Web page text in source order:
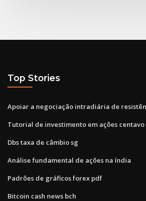
Top Stories
Apoiar a negociação intradiária de
Tutorial de investimento em ações centavo
Dbs taxa de câmbio sg
Análise fundamental de ações na índia
Padrões de gráficos forex pdf
Bitcoin cash news bch